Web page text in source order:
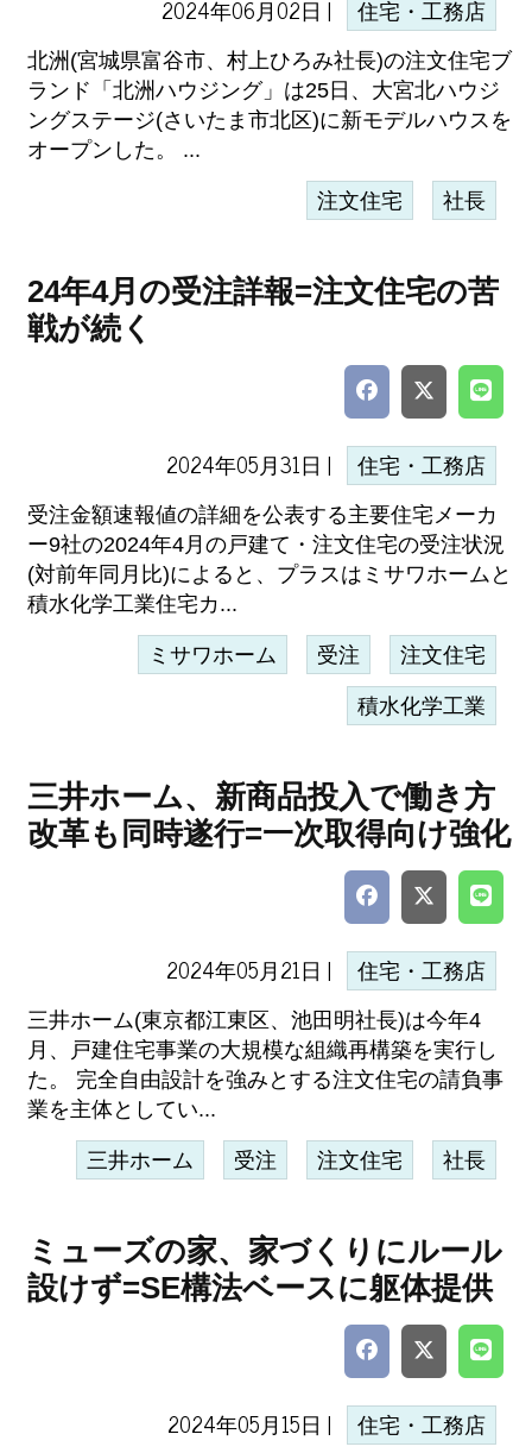
2024年06月02日 | 住宅・工務店
北洲(宮城県富谷市、村上ひろみ社長)の注文住宅ブ
ランド「北洲ハウジング」は25日、大宮北ハウジ
ングステージ(さいたま市北区)に新モデルハウスを
オープンした。 ...
注文住宅 社長
24年4月の受注詳報=注文住宅の苦
戦が続く
2024年05月31日 | 住宅・工務店
受注金額速報値の詳細を公表する主要住宅メーカ
ー9社の2024年4月の戸建て・注文住宅の受注状況
(対前年同月比)によると、プラスはミサワホームと
積水化学工業住宅カ...
ミサワホーム 受注 注文住宅
積水化学工業
三井ホーム、新商品投入で働き方
改革も同時遂行=一次取得向け強化
2024年05月21日 | 住宅・工務店
三井ホーム(東京都江東区、池田明社長)は今年4
月、戸建住宅事業の大規模な組織再構築を実行し
た。 完全自由設計を強みとする注文住宅の請負事
業を主体としてい...
三井ホーム 受注 注文住宅 社長
ミューズの家、家づくりにルール
設けず=SE構法ベースに躯体提供
2024年05月15日 | 住宅・工務店